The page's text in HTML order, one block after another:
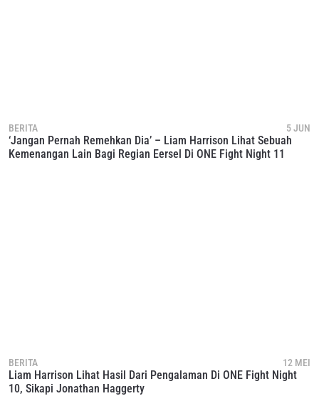
BERITA 5 JUN
‘Jangan Pernah Remehkan Dia’ – Liam Harrison Lihat Sebuah
Kemenangan Lain Bagi Regian Eersel Di ONE Fight Night 11
BERITA 12 MEI
Liam Harrison Lihat Hasil Dari Pengalaman Di ONE Fight Night
10, Sikapi Jonathan Haggerty